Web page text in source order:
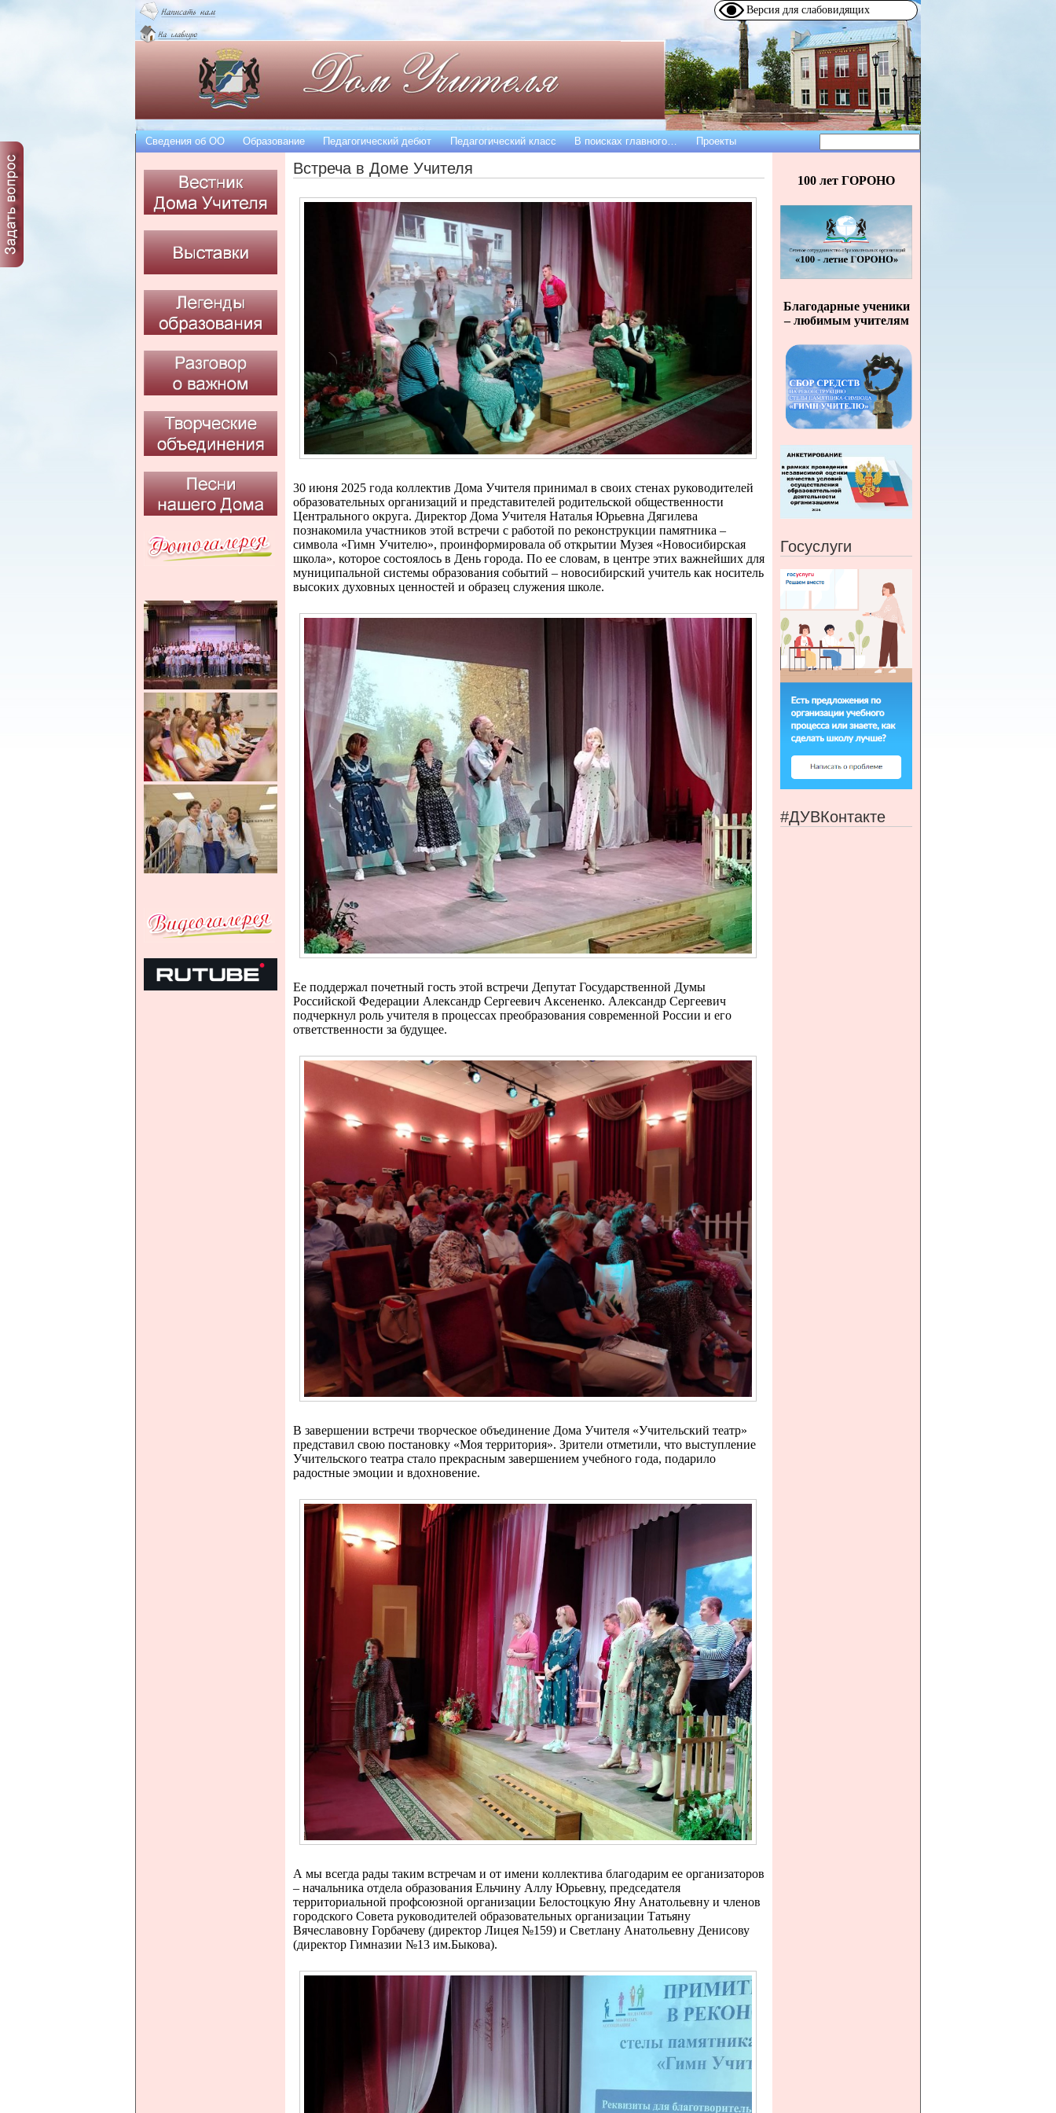
Версия для слабовидящих
Встреча в Доме Учителя
30 июня 2025 года коллектив Дома Учителя принимал в своих стенах руководителей
образовательных организаций и представителей родительской общественности
Центрального округа. Директор Дома Учителя Наталья Юрьевна Дягилева
познакомила участников этой встречи с работой по реконструкции памятника –
символа «Гимн Учителю», проинформировала об открытии Музея «Новосибирская
школа», которое состоялось в День города. По ее словам, в центре этих важнейших для
муниципальной системы образования событий – новосибирский учитель как носитель
высоких духовных ценностей и образец служения школе.
Ее поддержал почетный гость этой встречи Депутат Государственной Думы
Российской Федерации Александр Сергеевич Аксененко. Александр Сергеевич
подчеркнул роль учителя в процессах преобразования современной России и его
ответственности за будущее.
В завершении встречи творческое объединение Дома Учителя «Учительский театр»
представил свою постановку «Моя территория». Зрители отметили, что выступление
Учительского театра стало прекрасным завершением учебного года, подарило
радостные эмоции и вдохновение.
А мы всегда рады таким встречам и от имени коллектива благодарим ее организаторов
– начальника отдела образования Ельчину Аллу Юрьевну, председателя
территориальной профсоюзной организации Белостоцкую Яну Анатольевну и членов
городского Совета руководителей образовательных организации Татьяну
Вячеславовну Горбачеву (директор Лицея №159) и Светлану Анатольевну Денисову
(директор Гимназии №13 им.Быкова).
Форма
поиска
Сведения об OO Образование Педагогический дебют Педагогический класс В поисках главного… Проекты
100 лет ГОРОНО
Благодарные ученики
– любимым учителям
Госуслуги
#ДУВКонтакте